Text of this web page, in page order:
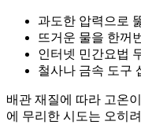
과도한 압력으로
뜨거운 물을 한꺼
인터넷 민간요법
철사나 금속 도구
배관 재질에 따라 고온
에 무리한 시도는 오히